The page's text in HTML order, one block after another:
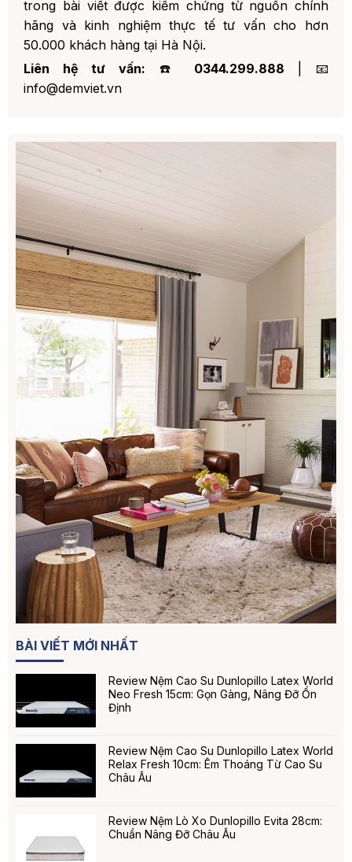
trong bài viết được kiểm chứng từ nguồn chính
hãng và kinh nghiệm thực tế tư vấn cho hơn
50.000 khách hàng tại Hà Nội.
Liên hệ tư vấn: ☎️ 0344.299.888 | 📧
info@demviet.vn
BÀI VIẾT MỚI NHẤT
Review Nệm Cao Su Dunlopillo Latex World
Neo Fresh 15cm: Gọn Gàng, Nâng Đỡ Ổn
Định
Review Nệm Cao Su Dunlopillo Latex World
Relax Fresh 10cm: Êm Thoáng Từ Cao Su
Châu Âu
Review Nệm Lò Xo Dunlopillo Evita 28cm:
Chuẩn Nâng Đỡ Châu Âu